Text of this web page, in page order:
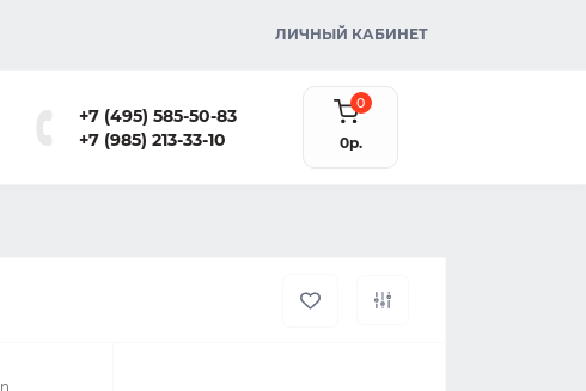
ЛИЧНЫЙ КАБИНЕТ
+7 (495) 585-50-83
+7 (985) 213-33-10
0
0р.